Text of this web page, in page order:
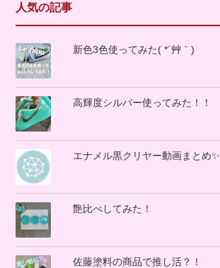
人気の記事
新色3色使ってみた( *´艸｀)
高輝度シルバー使ってみた！！
エナメル黒クリヤー動画まとめ✨
艶比べしてみた！
佐藤塗料の商品で推し活？！